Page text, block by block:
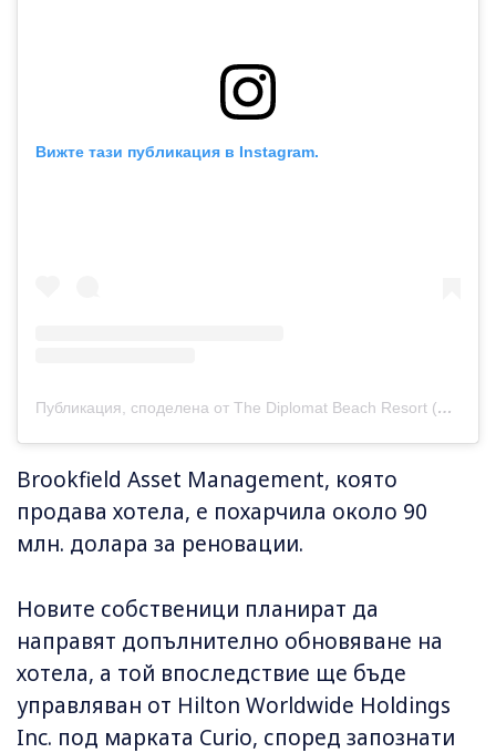
Вижте тази публикация в Instagram.
Публикация, споделена от The Diplomat Beach Resort (@diplomatbeachresort)
Brookfield Asset Management, която
продава хотела, е похарчила около 90
млн. долара за реновации.
Новите собственици планират да
направят допълнително обновяване на
хотела, а той впоследствие ще бъде
управляван от Hilton Worldwide Holdings
Inc. под марката Curio, според запознати